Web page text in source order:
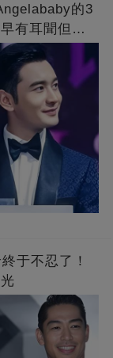
的3
有耳聞但想
于不忍了！